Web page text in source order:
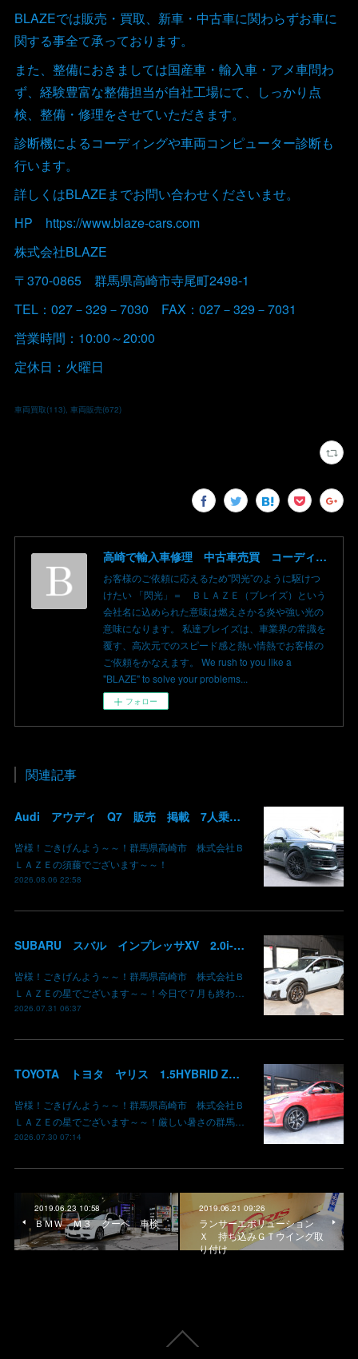
BLAZEでは販売・買取、新車・中古車に関わらずお車に
関する事全て承っております。
また、整備におきましては国産車・輸入車・アメ車問わ
ず、経験豊富な整備担当が自社工場にて、しっかり点
検、整備・修理をさせていただきます。
診断機によるコーディングや車両コンピューター診断も
行います。
詳しくはBLAZEまでお問い合わせくださいませ。
HP https://www.blaze-cars.com
株式会社BLAZE
〒370-0865 群馬県高崎市寺尾町2498-1
TEL：027－329－7030 FAX：027－329－7031
営業時間：10:00～20:00
定休日：火曜日
車両買取(113) 車両販売(672)
高崎で輸入車修理 中古車売買 コーディングならBLAZE（ブレイズ）へ│BLAZE Total Car Support & Modify in Takasaki Gunma
お客様のご依頼に応えるため”閃光”のように駆けつ
けたい 「閃光」＝ ＢＬＡＺＥ（ブレイズ）という
会社名に込められた意味は燃えさかる炎や強い光の
意味になります。 私達ブレイズは、車業界の常識を
覆す、高次元でのスピード感と熱い情熱でお客様の
ご依頼をかなえます。 We rush to you like a
"BLAZE" to solve your problems...
フォロー
関連記事
Audi アウディ Q7 販売 掲載 7人乗り リアモニター サンルーフ 車検整備2年付き 群馬 高崎
皆様！ごきげんよう～～！群馬県高崎市 株式会社Ｂ
ＬＡＺＥの須藤でございます～～！
2026.08.06 22:58
SUBARU スバル インプレッサXV 2.0i-L EyeSight AWD 御納車 GT7 群馬県高崎市 株式会社BLAZE
皆様！ごきげんよう～～！群馬県高崎市 株式会社Ｂ
ＬＡＺＥの星でございます～～！今日で７月も終わ…
2026.07.31 06:37
TOYOTA トヨタ ヤリス 1.5HYBRID Z 御納車 MXPH10 コーラルクリスタルシャイン 3U7 群馬県高崎市 株式会社BLAZE
皆様！ごきげんよう～～！群馬県高崎市 株式会社Ｂ
ＬＡＺＥの星でございます～～！厳しい暑さの群馬…
2026.07.30 07:14
2019.06.23 10:58
ＢＭＷ Ｍ３ クーペ 車検
2019.06.21 09:26
ランサーエボリューション
Ｘ 持ち込みＧＴウイング取
り付け